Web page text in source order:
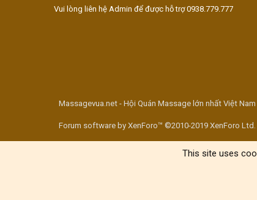
Vui lòng liên hệ Admin để được hỗ trợ 0938.779.777
Massagevua.net - Hội Quán Massage lớn nhất Việt Nam
Forum software by XenForo™ ©2010-2019 XenForo Ltd.
This site uses